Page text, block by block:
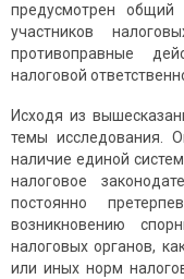
предусмотрен общий
участников
противоправные
налоговой
Исходя из
темы исследования.
наличие единой
налоговое
постоянно
возникновению
налоговых органов,
или иных норм